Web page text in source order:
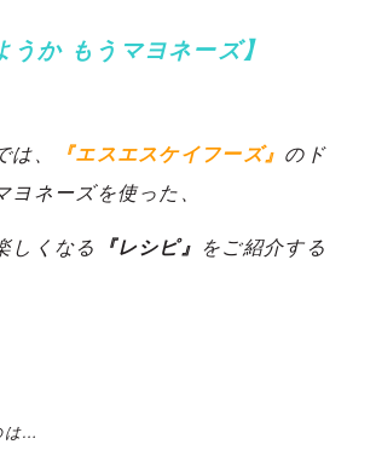
うか もうマヨネーズ】
は、 『エスエスケイフーズ』 のド
ヨネーズを使った、
しくなる 『レシピ』 をご紹介する
は…